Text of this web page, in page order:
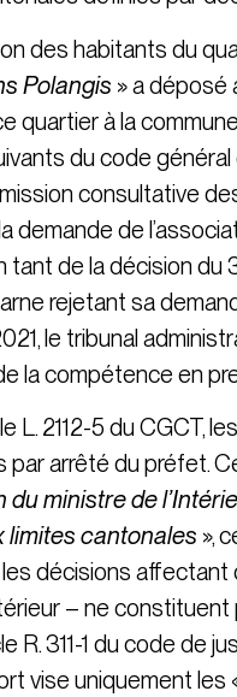
des habitants du
Polangis » a déposé
quartier à la
du code
consultative
demande de
tant de la décision
rejetant sa
le tribunal
la compétence en
L. 2112-5 du
arrêté du préfet.
du ministre de
limites cantonales »,
décisions affectant
– ne
R. 311-1 du code
vise uniquement les